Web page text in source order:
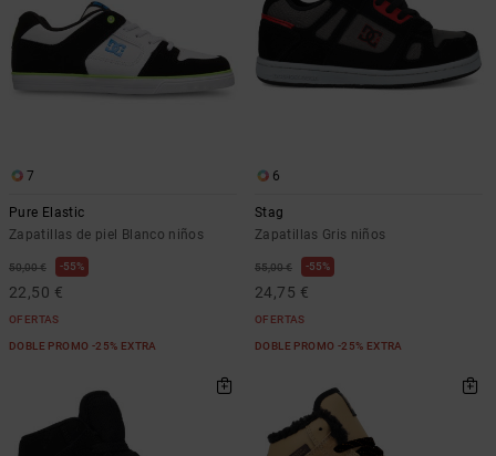
7
Pure Elastic
Zapatillas de piel Blanco niños
50,00 € 55%
22,50 €
OFERTAS
DOBLE PROMO -25% EXTRA
6
Stag
Zapatillas Gris niños
55,00 € 55%
24,75 €
OFERTAS
DOBLE PROMO -25% EXTRA